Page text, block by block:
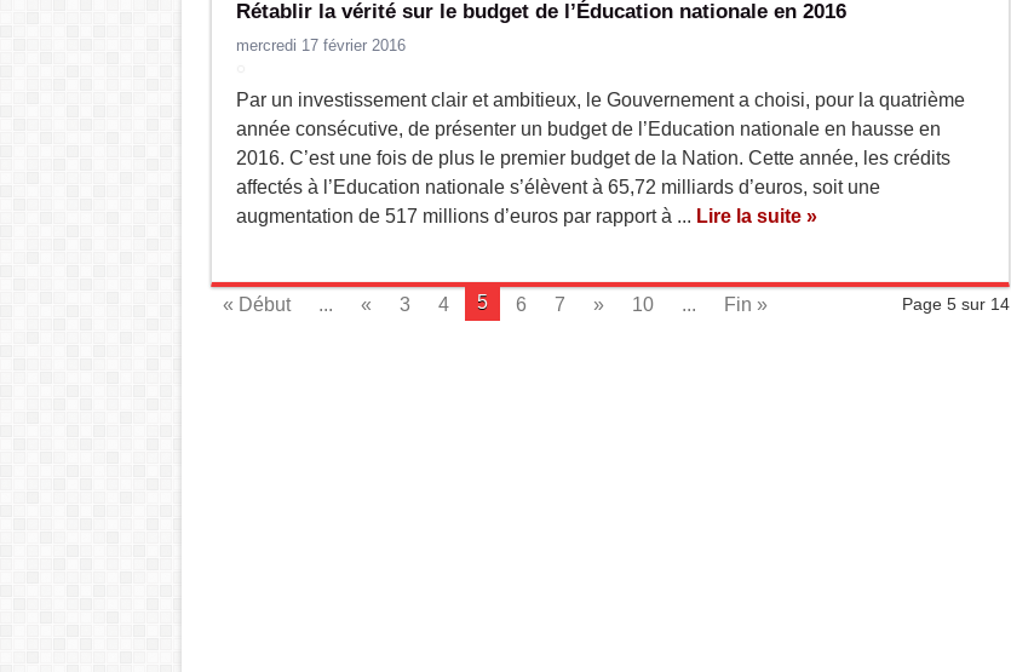
Rétablir la vérité sur le budget de l’Éducation nationale en 2016
mercredi 17 février 2016
Par un investissement clair et ambitieux, le Gouvernement a choisi, pour la quatrième
année consécutive, de présenter un budget de l’Education nationale en hausse en
2016. C’est une fois de plus le premier budget de la Nation. Cette année, les crédits
affectés à l’Education nationale s’élèvent à 65,72 milliards d’euros, soit une
augmentation de 517 millions d’euros par rapport à ... Lire la suite »
Page 5 sur 14
« Début ... « 3 4 5 6 7 » 10 ... Fin »